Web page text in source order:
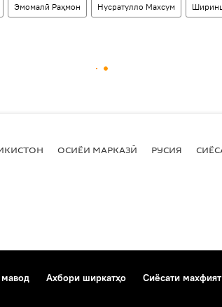
Эмомалӣ Раҳмон Нусратулло Махсум
ОСИЁИ МАРКАЗӢ РУСИЯ
Ахбори ширкатҳо Сиёсати махфият